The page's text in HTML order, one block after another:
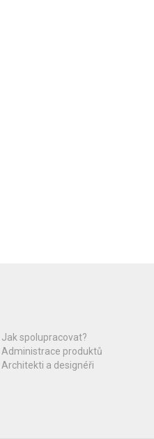
Jak spolupracovat?
Administrace produktů
Architekti a designéři